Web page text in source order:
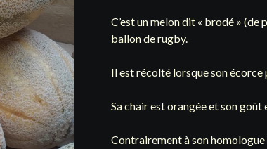
C’est un melon dit « brodé »
ballon de rugby.
Il est récolté lorsque son
Sa chair est orangée et son goût
Contrairement à son